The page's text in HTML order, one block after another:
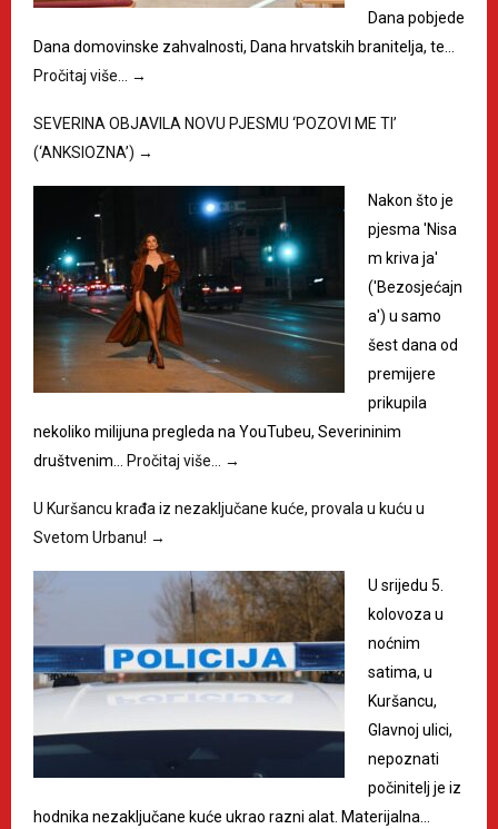
Dana pobjede
Dana domovinske zahvalnosti, Dana hrvatskih branitelja, te…
Pročitaj više… →
SEVERINA OBJAVILA NOVU PJESMU ‘POZOVI ME TI’
(‘ANKSIOZNA’) →
Nakon što je
pjesma 'Nisa
m kriva ja'
('Bezosjećajn
a') u samo
šest dana od
premijere
prikupila
nekoliko milijuna pregleda na YouTubeu, Severininim
društvenim… Pročitaj više… →
U Kuršancu krađa iz nezaključane kuće, provala u kuću u
Svetom Urbanu! →
U srijedu 5.
kolovoza u
noćnim
satima, u
Kuršancu,
Glavnoj ulici,
nepoznati
počinitelj je iz
hodnika nezaključane kuće ukrao razni alat. Materijalna…